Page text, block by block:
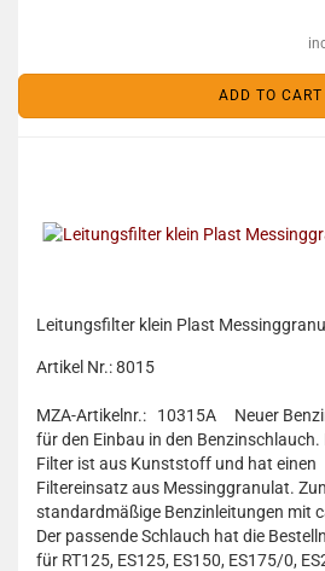
ADD TO CART
Leitungsfilter klein Plast
Artikel Nr.: 8015
MZA-Artikelnr.: 10315A
Neuer
für den Einbau in den Benzinschlauch.
Filter ist aus Kunststoff und hat einen
Filtereinsatz aus Messinggranulat.
standardmäßige Benzinleitungen mit
Der passende Schlauch hat die
für RT125, ES125, ES150, ES175/0,